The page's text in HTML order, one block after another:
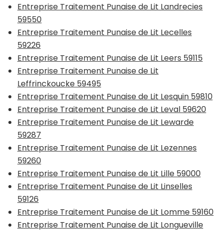
Entreprise Traitement Punaise de Lit Landrecies
59550
Entreprise Traitement Punaise de Lit Lecelles
59226
Entreprise Traitement Punaise de Lit Leers 59115
Entreprise Traitement Punaise de Lit
Leffrinckoucke 59495
Entreprise Traitement Punaise de Lit Lesquin 59810
Entreprise Traitement Punaise de Lit Leval 59620
Entreprise Traitement Punaise de Lit Lewarde
59287
Entreprise Traitement Punaise de Lit Lezennes
59260
Entreprise Traitement Punaise de Lit Lille 59000
Entreprise Traitement Punaise de Lit Linselles
59126
Entreprise Traitement Punaise de Lit Lomme 59160
Entreprise Traitement Punaise de Lit Longueville